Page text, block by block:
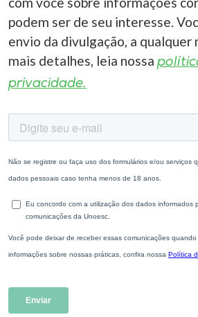
podem ser de seu interesse.
envio da divulgação, a qualquer
mais detalhes, leia nossa
privacidade.